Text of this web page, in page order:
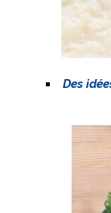
Des